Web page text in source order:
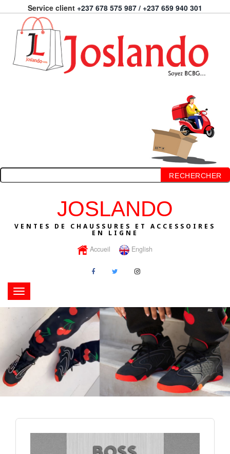
Service client +237 678 575 987 / +237 659 940 301
RECHERCHER
JOSLANDO
VENTES DE CHAUSSURES ET ACCESSOIRES
EN LIGNE
Accueil English
Toggle
navigation